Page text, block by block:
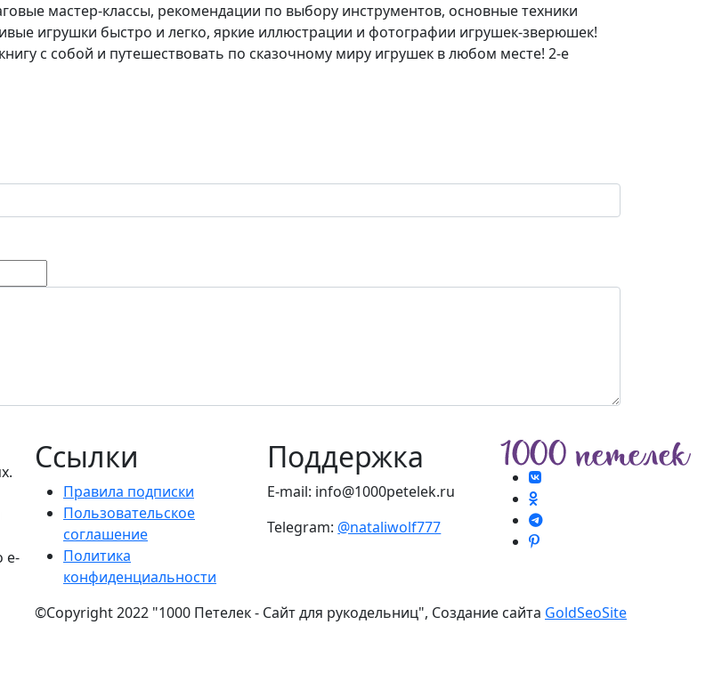
мастер-классы, рекомендации по выбору инструментов, основные техники
игрушки быстро и легко, яркие иллюстрации и фотографии игрушек-зверюшек!
с собой и путешествовать по сказочному миру игрушек в любом месте! 2-е
e-
Ссылки
Правила подписки
Пользовательское
соглашение
Политика
конфиденциальности
Поддержка
E-mail: info@1000petelek.ru
Telegram: @nataliwolf777
©Copyright 2022 "1000 Петелек - Сайт для рукодельниц", Создание сайта GoldSeoSite